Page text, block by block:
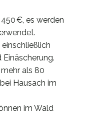
€, es werden
als 80
Hausach im
im Wald